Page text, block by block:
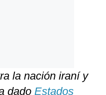
la nación iraní y
dado Estados